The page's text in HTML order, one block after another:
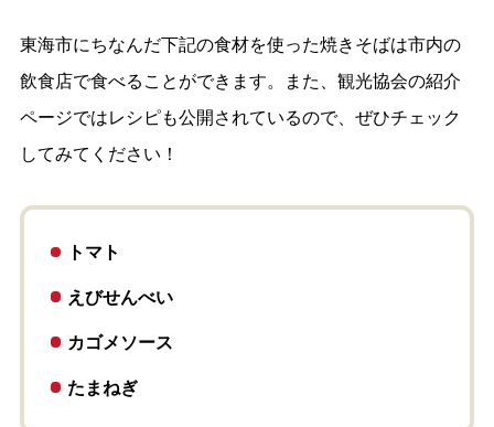
東海市にちなんだ下記の食材を使った焼きそばは市内の
飲食店で食べることができます。また、観光協会の紹介
ページではレシピも公開されているので、ぜひチェック
してみてください！
トマト
えびせんべい
カゴメソース
たまねぎ